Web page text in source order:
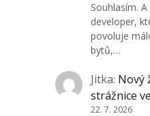
Souhlasím.
developer,
povoluje
bytů,…
Jitka: Nový
strážnice
22. 7. 2026